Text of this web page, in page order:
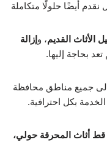
نقدم أيضًا حلولًا متكاملة
الأثاث القديم، و إزالة
بحاجة إليها.
إلى جميع مناطق محافظة
بكل احترافية.
أثاث المحرقة حولي،